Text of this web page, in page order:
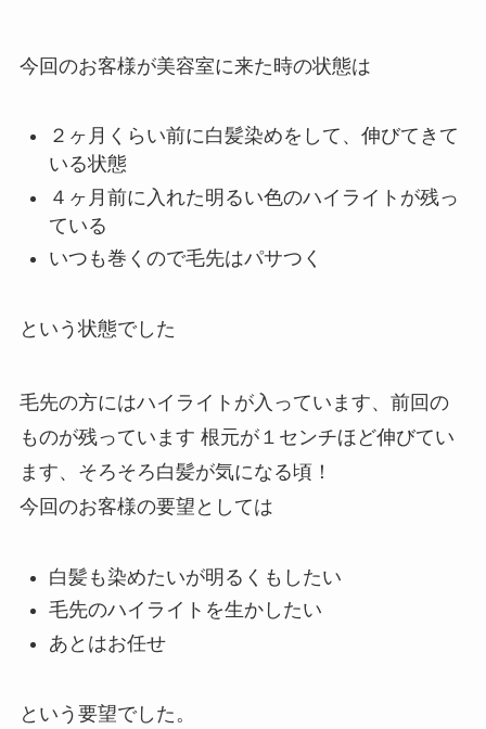
今回のお客様が美容室に来た時の状態は
２ヶ月くらい前に白髪染めをして、伸びてきて
いる状態
４ヶ月前に入れた明るい色のハイライトが残っ
ている
いつも巻くので毛先はパサつく
という状態でした
毛先の方にはハイライトが入っています、前回の
ものが残っています 根元が１センチほど伸びてい
ます、そろそろ白髪が気になる頃！
今回のお客様の要望としては
白髪も染めたいが明るくもしたい
毛先のハイライトを生かしたい
あとはお任せ
という要望でした。